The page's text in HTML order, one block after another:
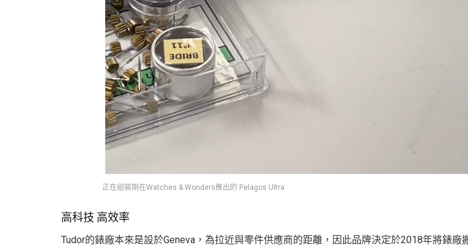
正在組裝剛在Watches & Wonders推出的 Pelagos Ultra
高科技 高效率
Tudor的錶廠本來是設於Geneva，為拉近與零件供應商的距離，因此品牌決定於2018年將錶廠